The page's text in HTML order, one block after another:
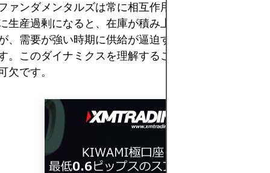
ァンダメンタルズは常に相互作用しています。需要
生産過剰になると、在庫が積み上がり価格が下落す
、需要が強い時期に供給が逼迫すると、価格が急騰
。このダイナミクスを理解することは、市場の動き
欠です。